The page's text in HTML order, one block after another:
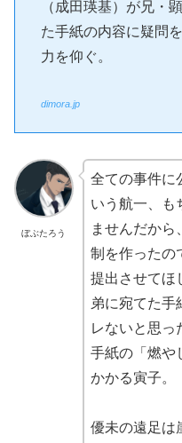
（成田瑛基）が兄・
た手紙の内容に疑問
力を仰ぐ。
dimora.jp
ぼぶたろう
全ての事件に
いう航一、も
ませんだから
制を作ったの
提出させてほ
弟に宛てた手
レないと思っ
手紙の「燃や
かかる寅子。
優未の遠足は